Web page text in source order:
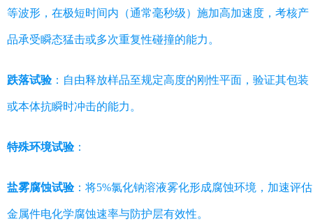
等波形，在极短时间内（通常毫秒级）施加高加速度，考核产
品承受瞬态猛击或多次重复性碰撞的能力。
跌落试验：自由释放样品至规定高度的刚性平面，验证其包装
或本体抗瞬时冲击的能力。
特殊环境试验：
盐雾腐蚀试验：将5%氯化钠溶液雾化形成腐蚀环境，加速评估
金属件电化学腐蚀速率与防护层有效性。